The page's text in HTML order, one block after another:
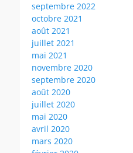
septembre 2022
octobre 2021
août 2021
juillet 2021
mai 2021
novembre 2020
septembre 2020
août 2020
juillet 2020
mai 2020
avril 2020
mars 2020